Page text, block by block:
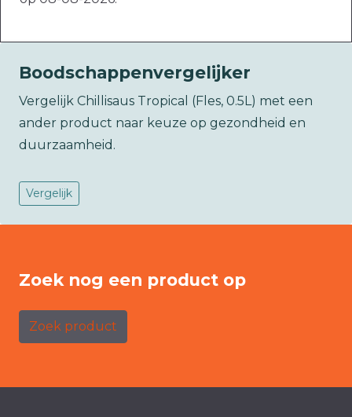
Boodschappenvergelijker
Vergelijk Chillisaus Tropical (Fles, 0.5L) met een
ander product naar keuze op gezondheid en
duurzaamheid.
Vergelijk
Zoek nog een product op
Zoek product